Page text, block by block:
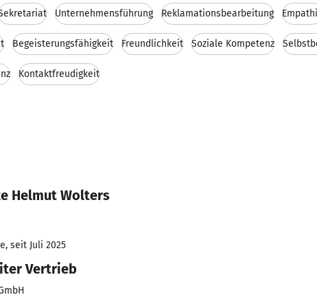
Unternehmensführung Reklamationsbearbeitung
Begeisterungsfähigkeit Freundlichkeit Soziale Kompetenz
Kontaktfreudigkeit
Helmut Wolters
seit Juli 2025
Vertrieb